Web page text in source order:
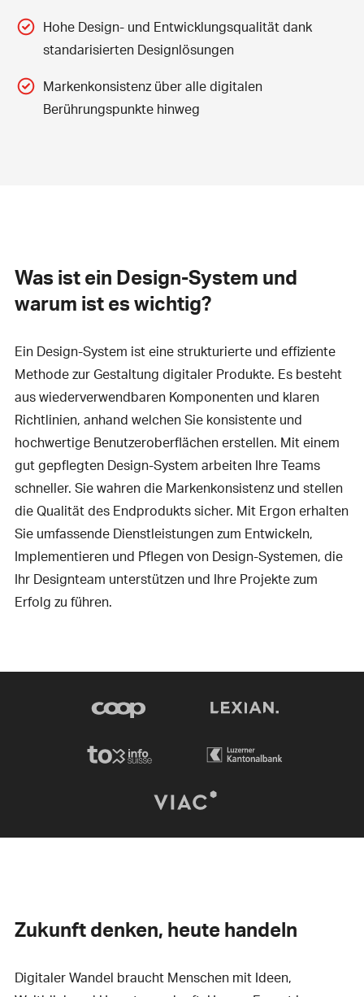
Hohe Design- und Entwicklungsqualität dank
standarisierten Designlösungen
Markenkonsistenz über alle digitalen
Berührungspunkte hinweg
Was ist ein Design-System und
warum ist es wichtig?
Ein Design-System ist eine strukturierte und effiziente
Methode zur Gestaltung digitaler Produkte. Es besteht
aus wiederverwendbaren Komponenten und klaren
Richtlinien, anhand welchen Sie konsistente und
hochwertige Benutzeroberflächen erstellen. Mit einem
gut gepflegten Design-System arbeiten Ihre Teams
schneller. Sie wahren die Markenkonsistenz und stellen
die Qualität des Endprodukts sicher. Mit Ergon erhalten
Sie umfassende Dienstleistungen zum Entwickeln,
Implementieren und Pflegen von Design-Systemen, die
Ihr Designteam unterstützen und Ihre Projekte zum
Erfolg zu führen.
Zukunft denken, heute handeln
Digitaler Wandel braucht Menschen mit Ideen,